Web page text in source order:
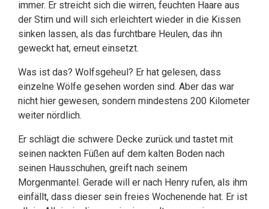
immer. Er streicht sich die wirren, feuchten Haare aus
der Stirn und will sich erleichtert wieder in die Kissen
sinken lassen, als das furchtbare Heulen, das ihn
geweckt hat, erneut einsetzt.
Was ist das? Wolfsgeheul? Er hat gelesen, dass
einzelne Wölfe gesehen worden sind. Aber das war
nicht hier gewesen, sondern mindestens 200 Kilometer
weiter nördlich.
Er schlägt die schwere Decke zurück und tastet mit
seinen nackten Füßen auf dem kalten Boden nach
seinen Hausschuhen, greift nach seinem
Morgenmantel. Gerade will er nach Henry rufen, als ihm
einfällt, dass dieser sein freies Wochenende hat. Er ist